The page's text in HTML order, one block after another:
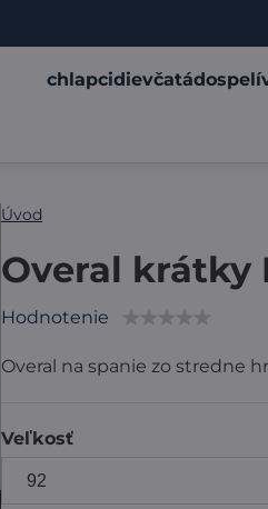
chlapcidievčatádospelí
Úvod
Overal krátky
Hodnotenie
Overal na spanie zo stredne
Veľkosť